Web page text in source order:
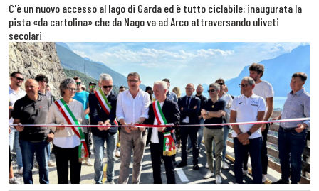
C'è un nuovo accesso al lago di Garda ed è tutto ciclabile: inaugurata la
pista «da cartolina» che da Nago va ad Arco attraversando uliveti
secolari